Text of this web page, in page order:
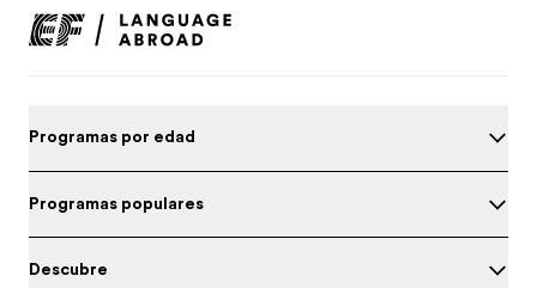
Programas por edad
Programas populares
Descubre